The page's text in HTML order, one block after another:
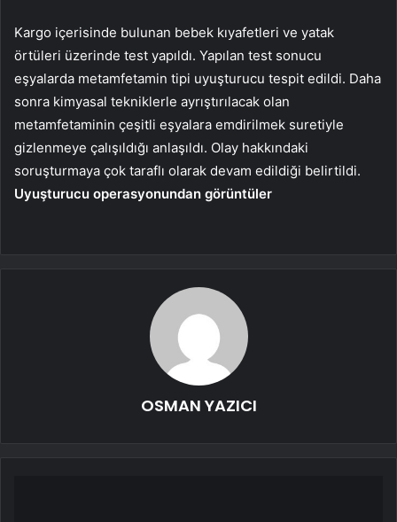
Kargo içerisinde bulunan bebek kıyafetleri ve yatak
örtüleri üzerinde test yapıldı. Yapılan test sonucu
eşyalarda metamfetamin tipi uyuşturucu tespit edildi. Daha
sonra kimyasal tekniklerle ayrıştırılacak olan
metamfetaminin çeşitli eşyalara emdirilmek suretiyle
gizlenmeye çalışıldığı anlaşıldı. Olay hakkındaki
soruşturmaya çok taraflı olarak devam edildiği belirtildi.
Uyuşturucu operasyonundan görüntüler
OSMAN YAZICI